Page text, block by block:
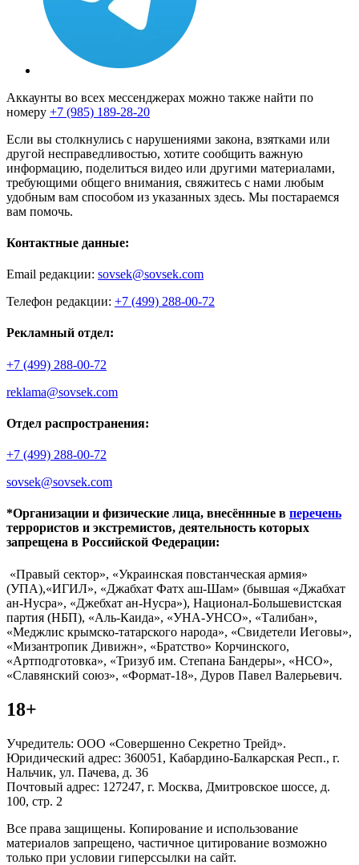
Аккаунты во всех мессенджерах можно также найти по
номеру +7 (985) 189-28-20
Если вы столкнулись с нарушениями закона, взятками или
другой несправедливостью, хотите сообщить важную
информацию, поделиться видео или другими материалами,
требующими общего внимания, свяжитесь с нами любым
удобным вам способом из указанных здесь. Мы постараемся
вам помочь.
Контактные данные:
Email редакции: sovsek@sovsek.com
Телефон редакции: +7 (499) 288-00-72
Рекламный отдел:
+7 (499) 288-00-72
reklama@sovsek.com
Отдел распространения:
+7 (499) 288-00-72
sovsek@sovsek.com
*Организации и физические лица, внесённные в перечень
террористов и экстремистов, деятельность которых
запрещена в Российской Федерации:
«Правый сектор», «Украинская повстанческая армия»
(УПА),«ИГИЛ», «Джабхат Фатх аш-Шам» (бывшая «Джабхат
ан-Нусра», «Джебхат ан-Нусра»), Национал-Большевистская
партия (НБП), «Аль-Каида», «УНА-УНСО», «Талибан»,
«Меджлис крымско-татарского народа», «Свидетели Иеговы»,
«Мизантропик Дивижн», «Братство» Корчинского,
«Артподготовка», «Тризуб им. Степана Бандеры», «НСО»,
«Славянский союз», «Формат-18», Дуров Павел Валерьевич.
18+
Учредитель: ООО «Совершенно Секретно Трейд».
Юридический адрес: 360051, Кабардино-Балкарская Респ., г.
Нальчик, ул. Пачева, д. 36
Почтовый адрес: 127247, г. Москва, Дмитровское шоссе, д.
100, стр. 2
Все права защищены. Копирование и использование
материалов запрещено, частичное цитирование возможно
только при условии гиперссылки на сайт.